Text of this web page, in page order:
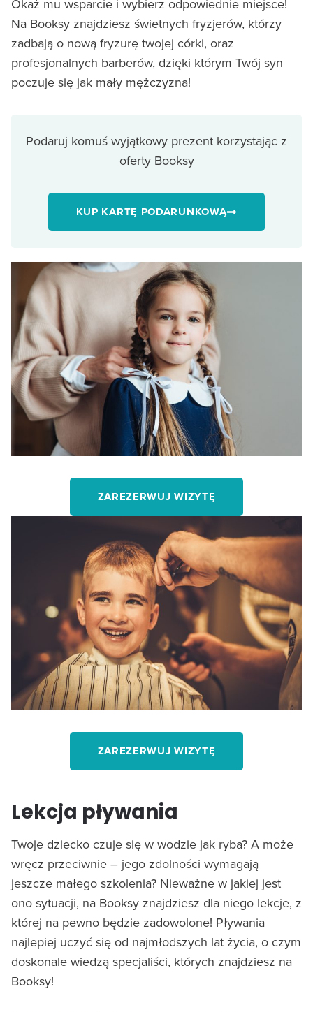
Okaż mu wsparcie i wybierz odpowiednie miejsce!
Na Booksy znajdziesz świetnych fryzjerów, którzy
zadbają o nową fryzurę twojej córki, oraz
profesjonalnych barberów, dzięki którym Twój syn
poczuje się jak mały mężczyzna!
Podaruj komuś wyjątkowy prezent korzystając z
oferty Booksy
KUP KARTĘ PODARUNKOWĄ
ZAREZERWUJ WIZYTĘ
ZAREZERWUJ WIZYTĘ
Lekcja pływania
Twoje dziecko czuje się w wodzie jak ryba? A może
wręcz przeciwnie – jego zdolności wymagają
jeszcze małego szkolenia? Nieważne w jakiej jest
ono sytuacji, na Booksy znajdziesz dla niego lekcje, z
której na pewno będzie zadowolone! Pływania
najlepiej uczyć się od najmłodszych lat życia, o czym
doskonale wiedzą specjaliści, których znajdziesz na
Booksy!